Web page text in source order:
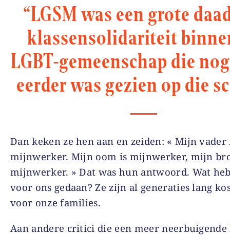
“LGSM was een grote
klassensolidariteit
LGBT-gemeenschap die
eerder was gezien op die
Dan keken ze hen aan en zeiden: « Mijn vader
mijnwerker. Mijn oom is mijnwerker, mijn
mijnwerker. » Dat was hun antwoord. Wat
voor ons gedaan? Ze zijn al generaties lang
voor onze families.
Aan andere critici die een meer